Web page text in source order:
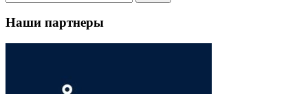
Наши партнеры